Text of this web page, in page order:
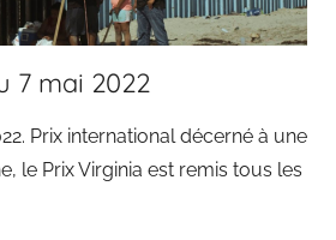
7 mai 2022
Prix international décerné à une
le Prix Virginia est remis tous les